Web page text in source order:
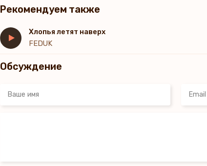
Рекомендуем также
Хлопья летят наверх
FEDUK
Обсуждение